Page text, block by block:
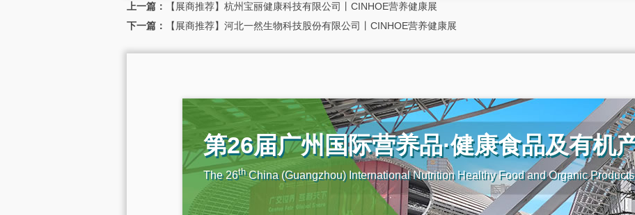
上一篇：
【展商推荐】杭州宝丽健康科技有限公司丨CINHOE营养健康展
下一篇：
【展商推荐】河北一然生物科技股份有限公司丨CINHOE营养健康展
第26届广州国际营养品·健康食品及有机
The 26thChina (Guangzhou) International Nutrition Healthy Food and Organic